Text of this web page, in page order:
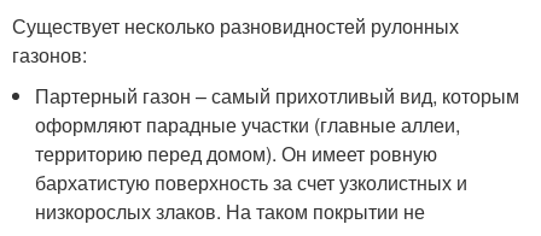
Существует несколько разновидностей рулонных
газонов:
Партерный газон – самый прихотливый вид, которым
оформляют парадные участки (главные аллеи,
территорию перед домом). Он имеет ровную
бархатистую поверхность за счет узколистных и
низкорослых злаков. На таком покрытии не